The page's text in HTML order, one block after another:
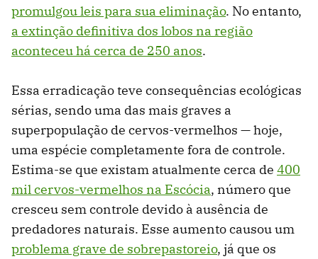
promulgou leis para sua eliminação. No entanto,
a extinção definitiva dos lobos na região
aconteceu há cerca de 250 anos.
Essa erradicação teve consequências ecológicas
sérias, sendo uma das mais graves a
superpopulação de cervos-vermelhos — hoje,
uma espécie completamente fora de controle.
Estima-se que existam atualmente cerca de 400
mil cervos-vermelhos na Escócia, número que
cresceu sem controle devido à ausência de
predadores naturais. Esse aumento causou um
problema grave de sobrepastoreio, já que os